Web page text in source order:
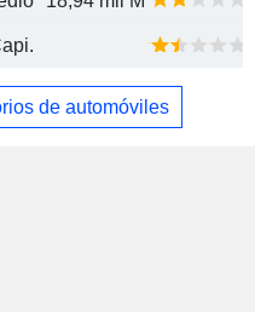
de automóviles